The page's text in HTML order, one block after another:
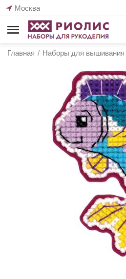
Москва
Главная / Наборы для вышивания